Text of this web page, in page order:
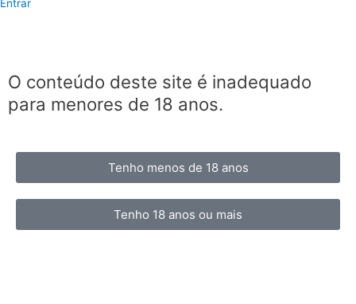
Entrar
O conteúdo deste site é inadequado
para menores de 18 anos.
Tenho menos de 18 anos
Tenho 18 anos ou mais